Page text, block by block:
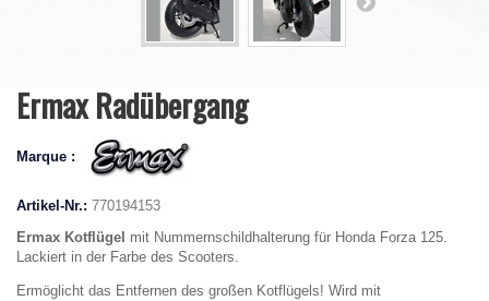
Ermax Radübergang
Marque :
Artikel-Nr.: 770194153
Ermax Kotflügel mit Nummernschildhalterung für Honda Forza 125.
Lackiert in der Farbe des Scooters.
Ermöglicht das Entfernen des großen Kotflügels! Wird mit